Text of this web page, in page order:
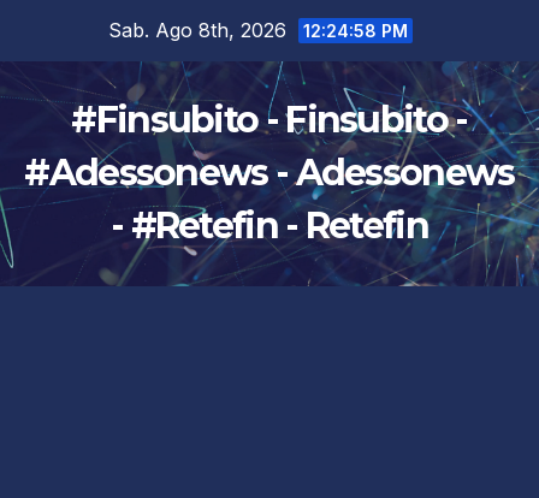
contenuto
Sab. Ago 8th, 2026 12:24:59 PM
#Finsubito - Finsubito -
#Adessonews - Adessonews
- #Retefin - Retefin